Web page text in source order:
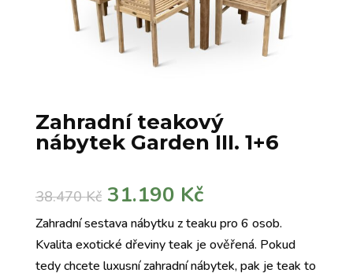
Zahradní teakový
nábytek Garden III. 1+6
38.470Kč Původní
cena
byla:
38.470 Kč.
31.190 KčAktuální
cena
je:
31.190 Kč.
Zahradní sestava nábytku z teaku pro 6 osob.
Kvalita exotické dřeviny teak je ověřená. Pokud
tedy chcete luxusní zahradní nábytek, pak je teak to